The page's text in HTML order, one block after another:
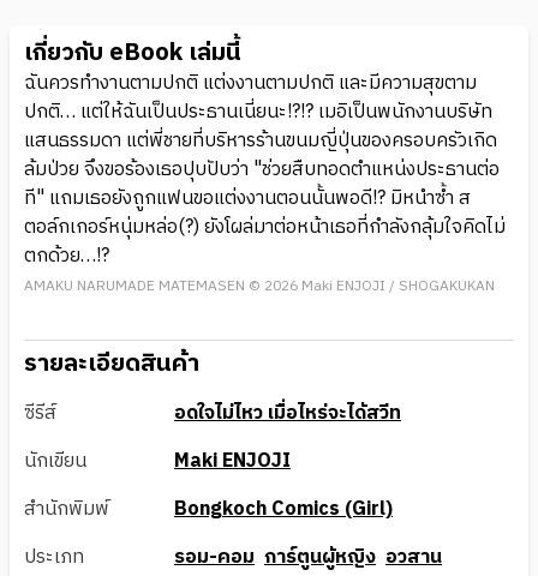
เกี่ยวกับ eBook เล่มนี้
ฉันควรทำงานตามปกติ แต่งงานตามปกติ และมีความสุขตาม
ปกติ… แต่ให้ฉันเป็นประธานเนี่ยนะ!?!? เมอิเป็นพนักงานบริษัท
แสนธรรมดา แต่พี่ชายที่บริหารร้านขนมญี่ปุ่นของครอบครัวเกิด
ล้มป่วย จึงขอร้องเธอปุบปับว่า "ช่วยสืบทอดตำแหน่งประธานต่อ
ที" แถมเธอยังถูกแฟนขอแต่งงานตอนนั้นพอดี!? มิหนำซ้ำ ส
ตอล์กเกอร์หนุ่มหล่อ(?) ยังโผล่มาต่อหน้าเธอที่กำลังกลุ้มใจคิดไม่
ตกด้วย…!?
AMAKU NARUMADE MATEMASEN © 2026 Maki ENJOJI / SHOGAKUKAN
รายละเอียดสินค้า
ซีรีส์
อดใจไม่ไหว เมื่อไหร่จะได้สวีท
นักเขียน
Maki ENJOJI
สำนักพิมพ์
Bongkoch Comics (Girl)
ประเภท
รอม-คอม การ์ตูนผู้หญิง อวสาน